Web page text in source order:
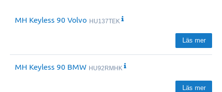
MH Keyless 90 Volvo HU137TEK
Läs mer
MH Keyless 90 BMW HU92RMHK
Läs mer